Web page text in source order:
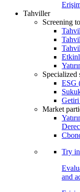
Tahviller
Screening
Specialized
ESG
Market
Try in
and